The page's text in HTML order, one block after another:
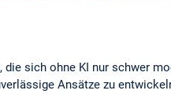
sich ohne KI nur schwer
Ansätze zu